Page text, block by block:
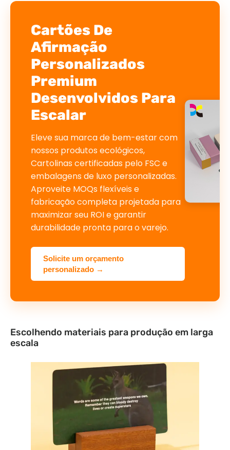
Cartões De
Afirmação
Personalizados
Premium
Desenvolvidos Para
Escalar
Eleve sua marca de bem-estar com
nossos produtos ecológicos,
Cartolinas certificadas pelo FSC e
embalagens de luxo personalizadas.
Aproveite MOQs flexíveis e
fabricação completa projetada para
maximizar seu ROI e garantir
durabilidade pronta para o varejo.
Solicite um orçamento
personalizado →
Escolhendo materiais para produção em larga
escala